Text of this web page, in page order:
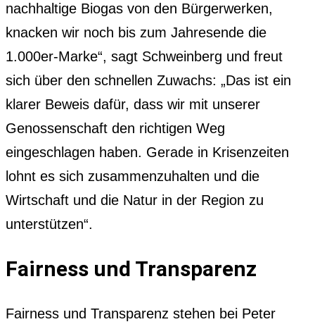
nachhaltige Biogas von den Bürgerwerken,
knacken wir noch bis zum Jahresende die
1.000er-Marke“, sagt Schweinberg und freut
sich über den schnellen Zuwachs: „Das ist ein
klarer Beweis dafür, dass wir mit unserer
Genossenschaft den richtigen Weg
eingeschlagen haben. Gerade in Krisenzeiten
lohnt es sich zusammenzuhalten und die
Wirtschaft und die Natur in der Region zu
unterstützen“.
Fairness und Transparenz
Fairness und Transparenz stehen bei Peter